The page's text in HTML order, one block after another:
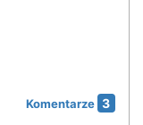
Komentarze 3